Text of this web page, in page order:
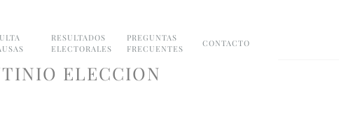
RESULTADOS
ELECTORALES
PREGUNTAS
FRECUENTES
CONTACTO
ELECCION